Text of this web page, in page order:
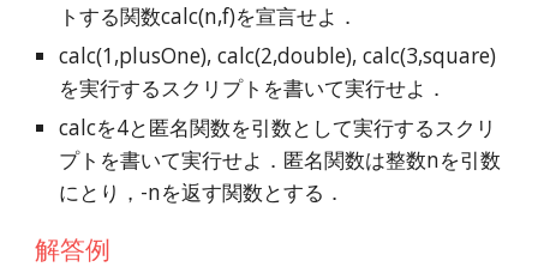
トする関数calc(n,f)を宣言せよ．
calc(1,plusOne), calc(2,double), calc(3,square)
を実行するスクリプトを書いて実行せよ．
calcを4と匿名関数を引数として実行するスクリ
プトを書いて実行せよ．匿名関数は整数nを引数
にとり，-nを返す関数とする．
解答例